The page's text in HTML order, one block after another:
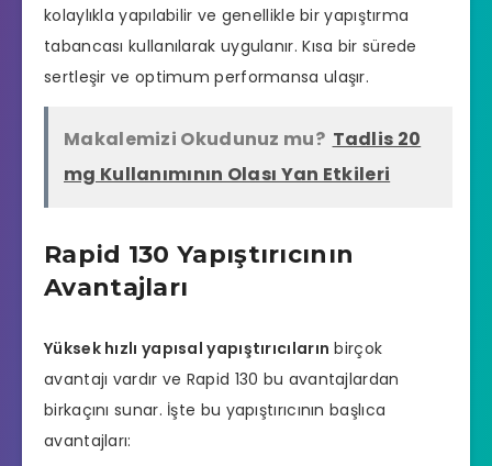
kolaylıkla yapılabilir ve genellikle bir yapıştırma
tabancası kullanılarak uygulanır. Kısa bir sürede
sertleşir ve optimum performansa ulaşır.
Makalemizi Okudunuz mu? Tadlis 20
mg Kullanımının Olası Yan Etkileri
Rapid 130 Yapıştırıcının
Avantajları
Yüksek hızlı yapısal yapıştırıcıların birçok
avantajı vardır ve Rapid 130 bu avantajlardan
birkaçını sunar. İşte bu yapıştırıcının başlıca
avantajları: